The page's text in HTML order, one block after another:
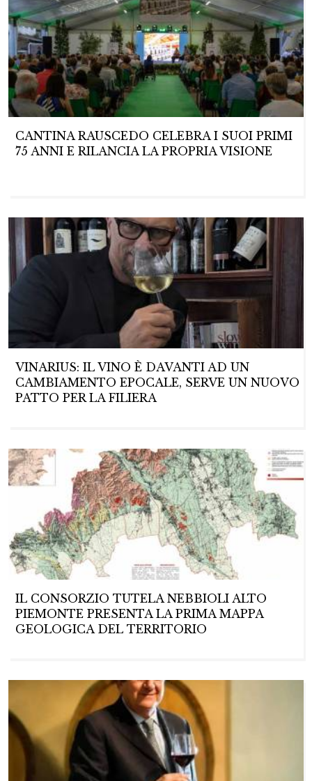
CANTINA RAUSCEDO CELEBRA I SUOI PRIMI
75 ANNI E RILANCIA LA PROPRIA VISIONE
VINARIUS: IL VINO È DAVANTI AD UN
CAMBIAMENTO EPOCALE, SERVE UN NUOVO
PATTO PER LA FILIERA
IL CONSORZIO TUTELA NEBBIOLI ALTO
PIEMONTE PRESENTA LA PRIMA MAPPA
GEOLOGICA DEL TERRITORIO